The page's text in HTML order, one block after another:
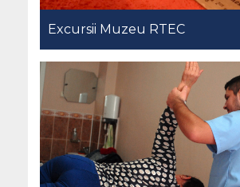
Excursii Muzeu RTEC